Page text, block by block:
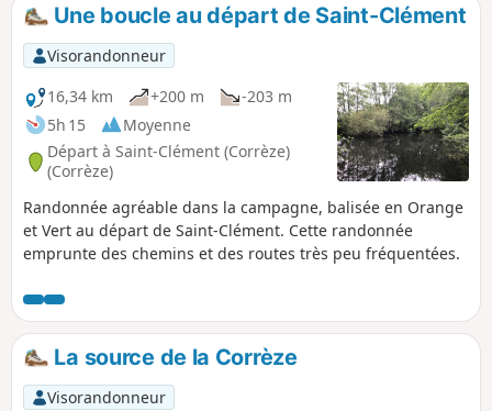
Une boucle au départ de Saint-Clément
Visorandonneur
16,34 km
+200 m
-203 m
5h 15
Moyenne
Départ à Saint-Clément (Corrèze)
(Corrèze)
Randonnée agréable dans la campagne, balisée en Orange
et Vert au départ de Saint-Clément. Cette randonnée
emprunte des chemins et des routes très peu fréquentées.
La source de la Corrèze
Visorandonneur